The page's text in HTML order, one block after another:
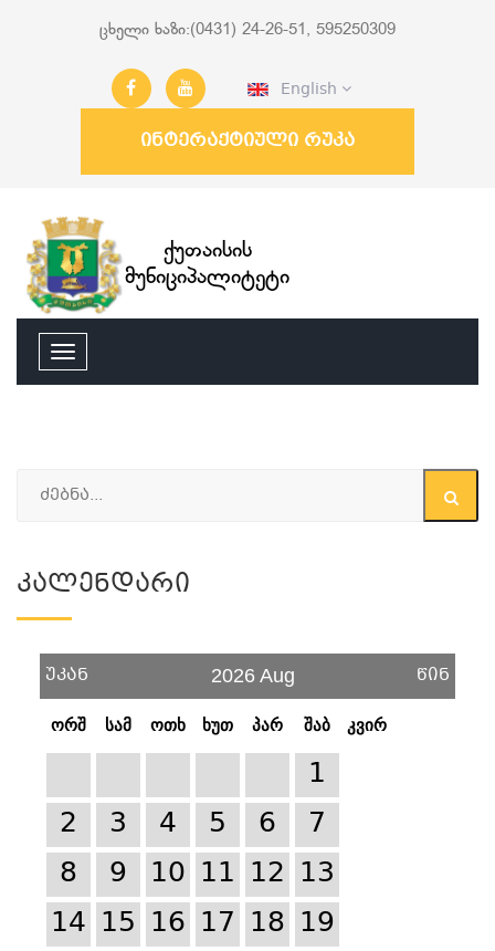
ცხელი ხაზი:(0431) 24-26-51, 595250309
English
ინტერაქტიული რუკა
ქუთაისის
მუნიციპალიტეტი
Კალენდარი
უკან 2026 Aug წინ
ორშ სამ ოთხ ხუთ პარ შაბ კვირ
1
2
3 4 5 6
7
8
9 10 11 12 13
14 15 16 17 18 19